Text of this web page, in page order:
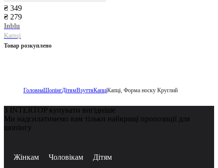
₴ 349
₴ 279
Inblu
Капці
Товар розкуплено
ГоловнаШопінгДітямВзуттяКапціКапці, Форма носку Круглий
З INTERTOP купувати вигідніше
Ми надсилатимемо вам тільки найкращі пропозиції для
шопінгу
Жінкам Чоловікам Дітям